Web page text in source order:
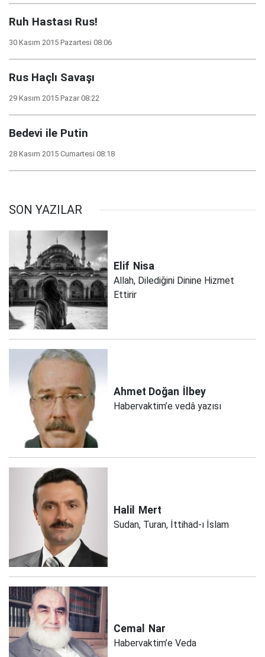
Ruh Hastası Rus!
30 Kasım 2015 Pazartesi 08:06
Rus Haçlı Savaşı
29 Kasım 2015 Pazar 08:22
Bedevi ile Putin
28 Kasım 2015 Cumartesi 08:18
SON YAZILAR
Elif Nisa
Allah, Dilediğini Dinine Hizmet
Ettirir
Ahmet Doğan İlbey
Habervaktim’e vedâ yazısı
Halil Mert
Sudan, Turan, İttihad-ı İslam
Cemal Nar
Habervaktim’e Veda